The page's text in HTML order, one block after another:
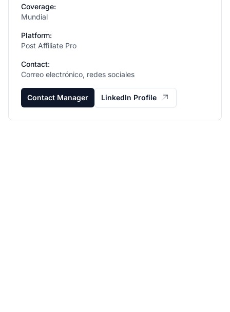
Coverage:
Mundial
Platform:
Post Affiliate Pro
Contact:
Correo electrónico, redes sociales
Contact Manager LinkedIn Profile